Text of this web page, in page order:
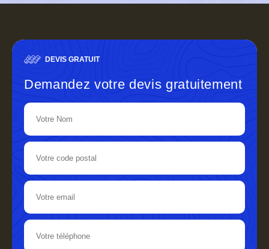
DEVIS GRATUIT
Demandez votre devis gratuitement